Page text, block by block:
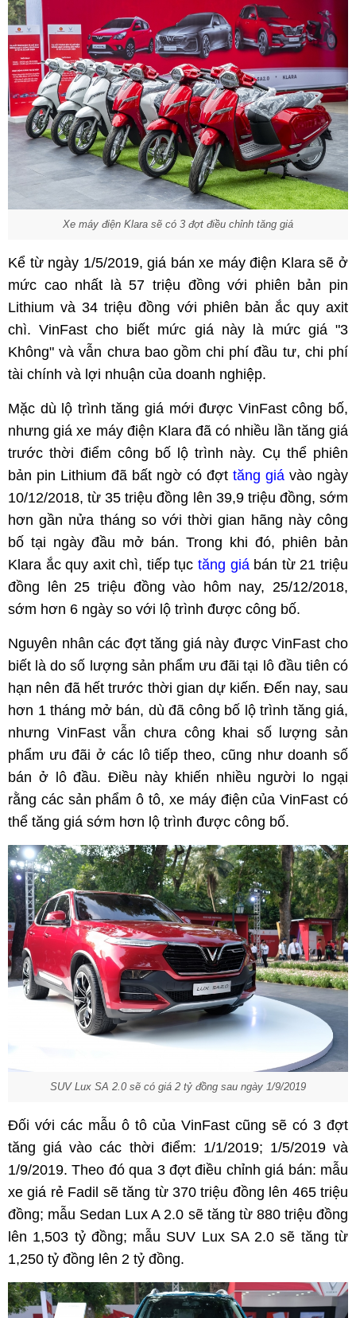
Xe máy điện Klara sẽ có 3 đợt điều chỉnh tăng giá
Kể từ ngày 1/5/2019, giá bán xe máy điện Klara sẽ ở
mức cao nhất là 57 triệu đồng với phiên bản pin
Lithium và 34 triệu đồng với phiên bản ắc quy axit
chì. VinFast cho biết mức giá này là mức giá "3
Không" và vẫn chưa bao gồm chi phí đầu tư, chi phí
tài chính và lợi nhuận của doanh nghiệp.
Mặc dù lộ trình tăng giá mới được VinFast công bố,
nhưng giá xe máy điện Klara đã có nhiều lần tăng giá
trước thời điểm công bố lộ trình này. Cụ thể phiên
bản pin Lithium đã bất ngờ có đợt tăng giá vào ngày
10/12/2018, từ 35 triệu đồng lên 39,9 triệu đồng, sớm
hơn gần nửa tháng so với thời gian hãng này công
bố tại ngày đầu mở bán. Trong khi đó, phiên bản
Klara ắc quy axit chì, tiếp tụctăng giábán từ 21 triệu
đồng lên 25 triệu đồng vào hôm nay, 25/12/2018,
sớm hơn 6 ngày so với lộ trình được công bố.
Nguyên nhân các đợt tăng giá này được VinFast cho
biết là do số lượng sản phẩm ưu đãi tại lô đầu tiên có
hạn nên đã hết trước thời gian dự kiến. Đến nay, sau
hơn 1 tháng mở bán, dù đã công bố lộ trình tăng giá,
nhưng VinFast vẫn chưa công khai số lượng sản
phẩm ưu đãi ở các lô tiếp theo, cũng như doanh số
bán ở lô đầu. Điều này khiến nhiều người lo ngại
rằng các sản phẩm ô tô, xe máy điện của VinFast có
thể tăng giá sớm hơn lộ trình được công bố.
SUV Lux SA 2.0 sẽ có giá 2 tỷ đồng sau ngày 1/9/2019
Đối với các mẫu ô tô của VinFast cũng sẽ có 3 đợt
tăng giá vào các thời điểm: 1/1/2019; 1/5/2019 và
1/9/2019. Theo đó qua 3 đợt điều chỉnh giá bán: mẫu
xe giá rẻ Fadil sẽ tăng từ 370 triệu đồng lên 465 triệu
đồng; mẫu Sedan Lux A 2.0 sẽ tăng từ 880 triệu đồng
lên 1,503 tỷ đồng; mẫu SUV Lux SA 2.0 sẽ tăng từ
1,250 tỷ đồng lên 2 tỷ đồng.